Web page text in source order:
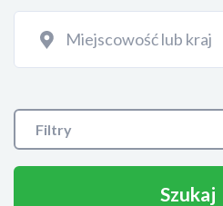
Filtry
Szukaj